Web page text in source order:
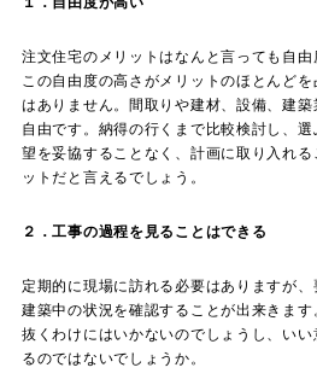
注文住宅のメリットはなんと言っても自由
この自由度の高さがメリットのほとんど
はありません。間取りや建材、設備、建
自由です。納得の行くまで比較検討し、
望を妥協することなく、計画に取り入れ
ットだと言えるでしょう。
２．工事の過程を見ることはできる
定期的に現場に訪れる必要はありますが、
建築中の状況を確認することが出来きま
抜くわけにはいかないのでしょうし、い
るのではないでしょうか。